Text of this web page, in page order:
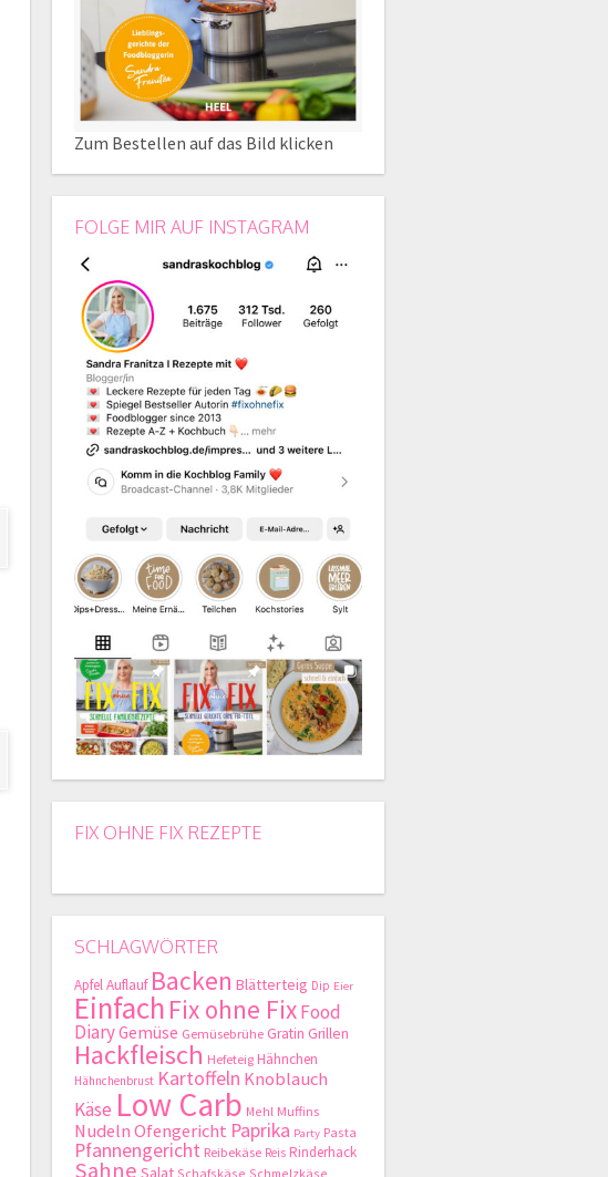
Zum Bestellen auf das Bild klicken
FOLGE MIR AUF INSTAGRAM
FIX OHNE FIX REZEPTE
SCHLAGWÖRTER
ApfelAuflauf Backen Blätterteig Dip Eier
Einfach Fix ohne FixFood
DiaryGemüse Gemüsebrühe Gratin Grillen
Hackfleisch Hefeteig Hähnchen
Hähnchenbrust Kartoffeln Knoblauch
Käse Low Carb Mehl Muffins
NudelnOfengericht Paprika Party Pasta
Pfannengericht Reibekäse Reis Rinderhack
Sahne Schafskäse Schmelzkäse